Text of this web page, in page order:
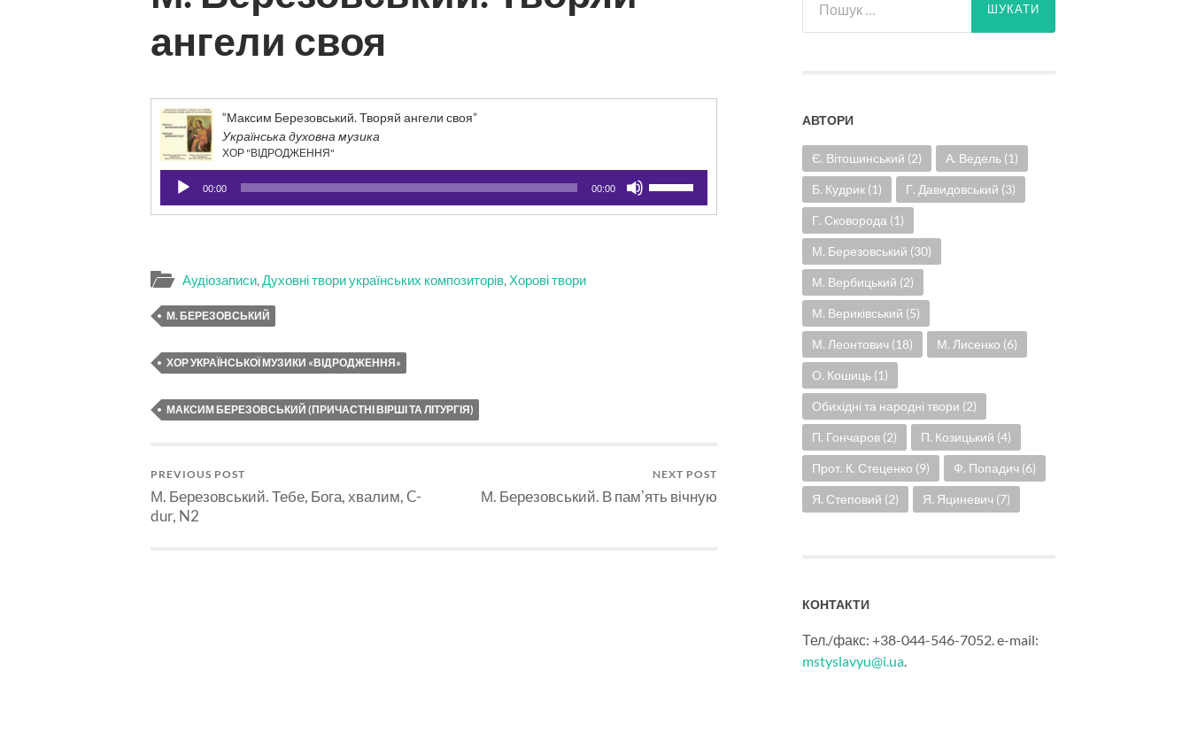
ангели своя
“Максим Березовський. Творяй ангели своя”
Українська духовна музика
ХОР "ВІДРОДЖЕННЯ"
Аудіопрогравач
00:00 00:00
зі
Аудіозаписи,Духовні твори українських композиторів, Хорові твори
М. БЕРЕЗОВСЬКИЙ
ХОР УКРАЇНСЬКОЇ МУЗИКИ «ВІДРОДЖЕННЯ»
МАКСИМ БЕРЕЗОВСЬКИЙ (ПРИЧАСТНІ ВІРШІ ТА ЛІТУРГІЯ)
PREVIOUS POST
М. Березовський. Тебе, Бога, хвалим, C-
dur, N2
NEXT POST
М. Березовський. В памʼять вічную
АВТОРИ
Є. Вітошинський (2) А. Ведель (1)
Б. Кудрик (1) Г. Давидовський (3)
Г. Сковорода (1)
М. Березовський (30)
М. Вербицький (2)
М. Вериківський (5)
М. Леонтович (18) М. Лисенко (6)
О. Кошиць (1)
Обихідні та народні твори (2)
П. Гончаров (2) П. Козицький (4)
Прот. К. Стеценко (9) Ф. Попадич (6)
Я. Степовий (2) Я. Яциневич (7)
КОНТАКТИ
Тел./факс: +38-044-546-7052. e-mail:
mstyslavyu@i.ua